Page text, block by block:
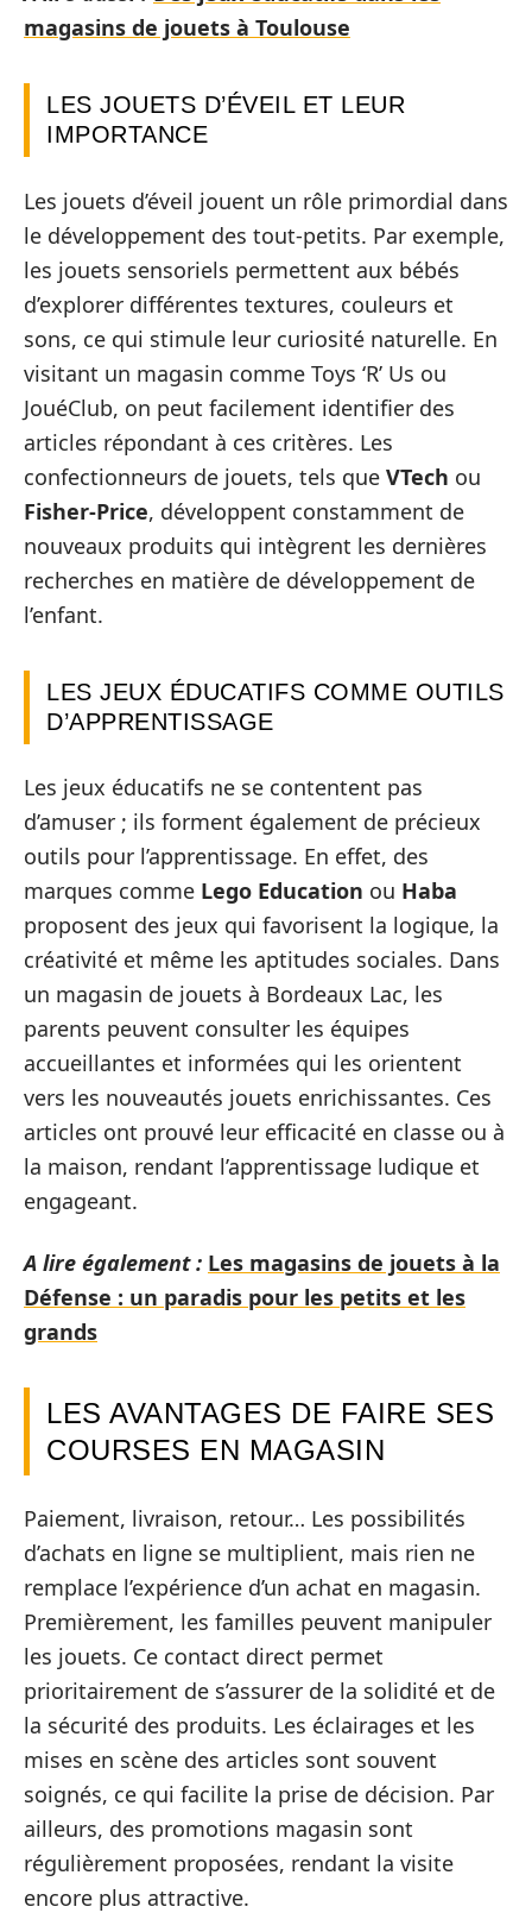
magasins de jouets à Toulouse
LES JOUETS D’ÉVEIL ET LEUR
IMPORTANCE
Les jouets d’éveil jouent un rôle primordial dans
le développement des tout-petits. Par exemple,
les jouets sensoriels permettent aux bébés
d’explorer différentes textures, couleurs et
sons, ce qui stimule leur curiosité naturelle. En
visitant un magasin comme Toys ‘R’ Us ou
JouéClub, on peut facilement identifier des
articles répondant à ces critères. Les
confectionneurs de jouets, tels que VTech ou
Fisher-Price, développent constamment de
nouveaux produits qui intègrent les dernières
recherches en matière de développement de
l’enfant.
LES JEUX ÉDUCATIFS COMME OUTILS
D’APPRENTISSAGE
Les jeux éducatifs ne se contentent pas
d’amuser ; ils forment également de précieux
outils pour l’apprentissage. En effet, des
marques comme Lego Education ou Haba
proposent des jeux qui favorisent la logique, la
créativité et même les aptitudes sociales. Dans
un magasin de jouets à Bordeaux Lac, les
parents peuvent consulter les équipes
accueillantes et informées qui les orientent
vers les nouveautés jouets enrichissantes. Ces
articles ont prouvé leur efficacité en classe ou à
la maison, rendant l’apprentissage ludique et
engageant.
A lire également : Les magasins de jouets à la
Défense : un paradis pour les petits et les
grands
LES AVANTAGES DE FAIRE SES
COURSES EN MAGASIN
Paiement, livraison, retour… Les possibilités
d’achats en ligne se multiplient, mais rien ne
remplace l’expérience d’un achat en magasin.
Premièrement, les familles peuvent manipuler
les jouets. Ce contact direct permet
prioritairement de s’assurer de la solidité et de
la sécurité des produits. Les éclairages et les
mises en scène des articles sont souvent
soignés, ce qui facilite la prise de décision. Par
ailleurs, des promotions magasin sont
régulièrement proposées, rendant la visite
encore plus attractive.